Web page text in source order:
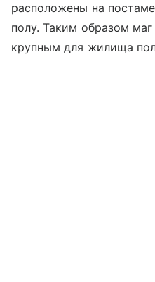
расположены на
полу. Таким образом
крупным для жилища